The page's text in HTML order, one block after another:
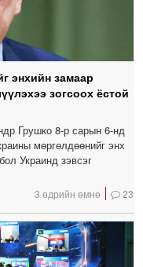
энхийн замаар
зогсоох ёстой
Грушко 8-р сарын 6-нд
мөргөлдөөнийг энх
Украинд зэвсэг
3 өдрийн өмнө 23